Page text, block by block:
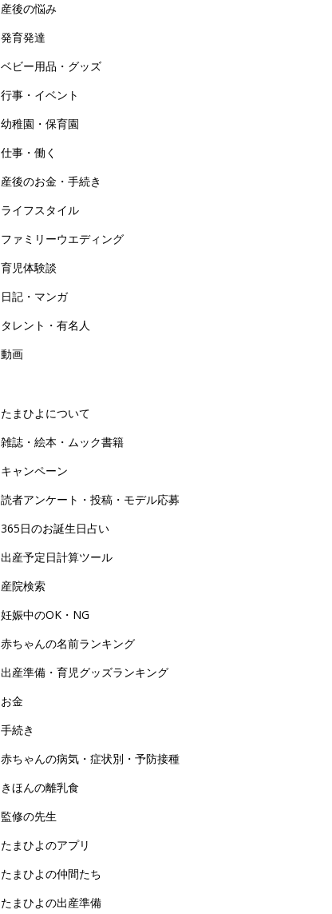
産後の悩み
発育発達
ベビー用品・グッズ
行事・イベント
幼稚園・保育園
仕事・働く
産後のお金・手続き
ライフスタイル
ファミリーウエディング
育児体験談
日記・マンガ
タレント・有名人
動画
たまひよについて
雑誌・絵本・ムック書籍
キャンペーン
読者アンケート・投稿・モデル応募
365日のお誕生日占い
出産予定日計算ツール
産院検索
妊娠中のOK・NG
赤ちゃんの名前ランキング
出産準備・育児グッズランキング
お金
手続き
赤ちゃんの病気・症状別・予防接種
きほんの離乳食
監修の先生
たまひよのアプリ
たまひよの仲間たち
たまひよの出産準備